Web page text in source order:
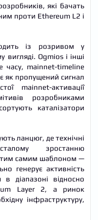
які бачать
проти Ethereum L2 і
із розривом у
вигляді. Ogmios і інші
часу, mainnet-timeline
як пропущений сигнал
mainnet-активації
розробниками
каталізатори
ланцюг, де технічні
зростанню
тим самим шаблоном —
генерує активність
діапазоні відносно
Layer 2, а ринок
інфраструктуру,